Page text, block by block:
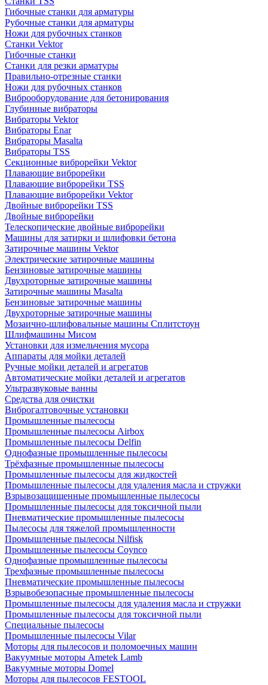
Гибочные станки для арматуры
Рубочные станки для арматуры
Ножи для рубочных станков
Станки Vektor
Гибочные станки
Станки для резки арматуры
Правильно-отрезные станки
Ножи для рубочных станков
Виброоборудование для бетонирования
Глубинные вибраторы
Вибраторы Vektor
Вибраторы Enar
Вибраторы Masalta
Вибраторы TSS
Секционные виброрейки Vektor
Плавающие виброрейки
Плавающие виброрейки TSS
Плавающие виброрейки Vektor
Двойные виброрейки TSS
Двойные виброрейки
Телескопические двойные виброрейки
Машины для затирки и шлифовки бетона
Затирочные машины Vektor
Электрические затирочные машины
Бензиновые затирочные машины
Двухроторные затирочные машины
Затирочные машины Masalta
Бензиновые затирочные машины
Двухроторные затирочные машины
Мозаично-шлифовальные машины Сплитстоун
Шлифмашины Мисом
Установки для измельчения мусора
Аппараты для мойки деталей
Ручные мойки деталей и агрегатов
Автоматические мойки деталей и агрегатов
Ультразвуковые ванны
Средства для очистки
Виброгалтовочные установки
Промышленные пылесосы
Промышленные пылесосы Airbox
Промышленные пылесосы Delfin
Однофазные промышленные пылесосы
Трёхфазные промышленные пылесосы
Промышленные пылесосы для жидкостей
Промышленные пылесосы для удаления масла и стружки
Взрывозащищенные промышленные пылесосы
Промышленные пылесосы для токсичной пыли
Пневматические промышленные пылесосы
Пылесосы для тяжелой промышленности
Промышленные пылесосы Nilfisk
Промышленные пылесосы Coynco
Однофазные промышленные пылесосы
Трехфазные промышленные пылесосы
Пневматические промышленные пылесосы
Взрывобезопасные промышленные пылесосы
Промышленные пылесосы для удаления масла и стружки
Промышленные пылесосы для токсичной пыли
Специальные пылесосы
Промышленные пылесосы Vilar
Моторы для пылесосов и поломоечных машин
Вакуумные моторы Ametek Lamb
Вакуумные моторы Domel
Моторы для пылесосов FESTOOL